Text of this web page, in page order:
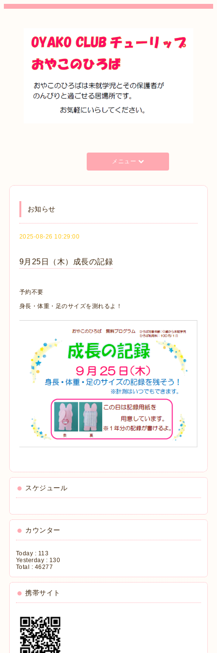
メニュー
お知らせ
2025-08-26 10:29:00
9月25日（木）成長の記録
予約不要
身長・体重・足のサイズを測れるよ！
スケジュール
カウンター
Today : 113
Yesterday : 130
Total : 46277
携帯サイト